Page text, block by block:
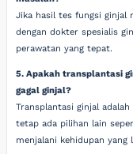
Jika hasil tes fungsi ginjal
dengan dokter spesialis
perawatan yang tepat.
5. Apakah transplantasi
gagal ginjal?
Transplantasi ginjal
tetap ada pilihan lain
menjalani kehidupan yang